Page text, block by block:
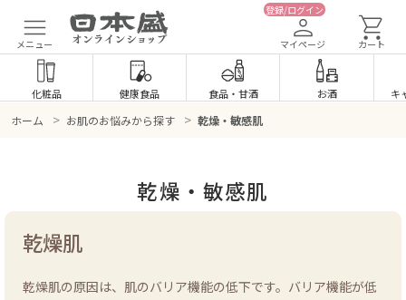
メニュー
登録/ログイン
マイページ カート
化粧品 健康食品 食品・ 甘酒 お酒 キ
ホーム > お肌のお悩みから探す > 乾燥・敏感肌
乾燥・敏感肌
乾燥肌
乾燥肌の原因は、肌のバリア機能の低下です。バリア機能が低